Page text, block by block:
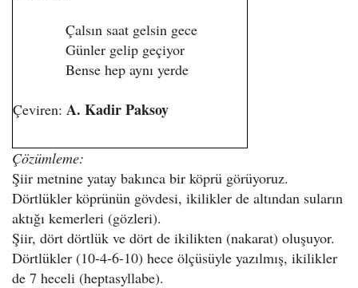
Çalsın saat gelsin gece
Günler gelip geçiyor
Bense hep aynı yerde
Çeviren: A. Kadir Paksoy
Çözümleme:
Şiir metnine yatay bakınca bir köprü görüyoruz.
Dörtlükler köprünün gövdesi, ikilikler de altından suların
aktığı kemerleri (gözleri).
Şiir, dört dörtlük ve dört de ikilikten (nakarat) oluşuyor.
Dörtlükler (10-4-6-10) hece ölçüsüyle yazılmış, ikilikler
de 7 heceli (heptasyllabe).